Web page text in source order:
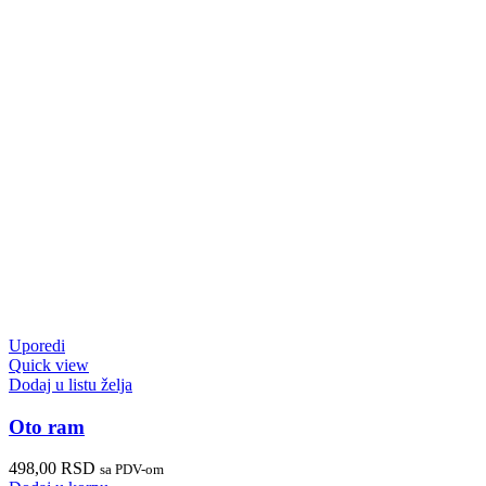
Uporedi
Quick view
Dodaj u listu želja
Oto ram
498,00 RSD sa PDV-om